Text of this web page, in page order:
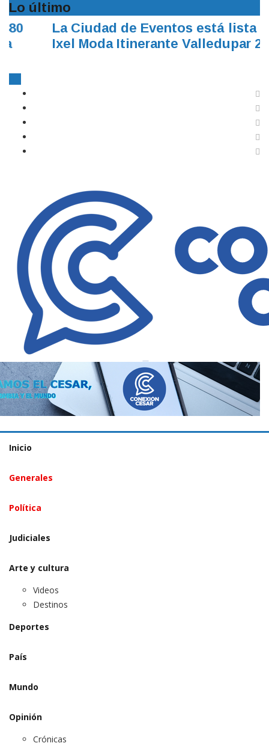
Lo último
La Ciudad de Eventos está lista para
Ixel Moda Itinerante Valledupar 2026
Inicio
Videos
Destinos
Deportes
Crónicas
Informe Especial